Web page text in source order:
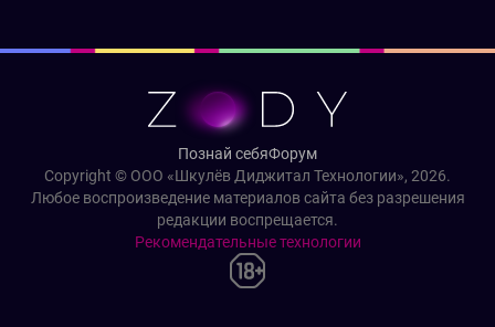
Познай себяФорум
Copyright © ООО «Шкулёв Диджитал Технологии», 2026.
Любое воспроизведение материалов сайта без разрешения
редакции воспрещается.
Рекомендательные технологии